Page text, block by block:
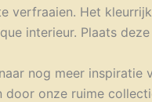
verfraaien. Het
interieur. Plaats
nog meer inspiratie
door onze ruime